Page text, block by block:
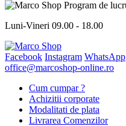
Luni-Vineri 09.00 - 18.00
Facebook Instagram WhatsApp
office@marcoshop-online.ro
Cum cumpar ?
Achizitii corporate
Modalitati de plata
Livrarea Comenzilor